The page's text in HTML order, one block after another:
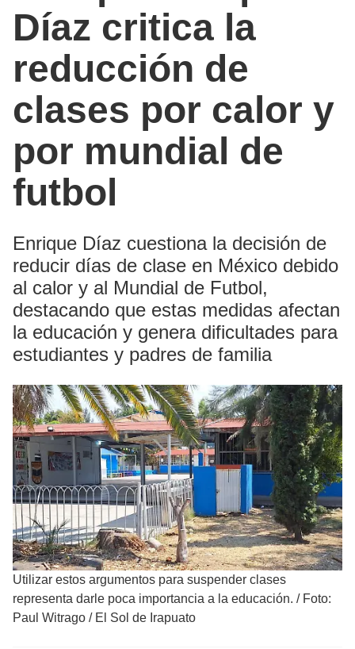
Díaz critica la
reducción de
clases por calor y
por mundial de
futbol
Enrique Díaz cuestiona la decisión de
reducir días de clase en México debido
al calor y al Mundial de Futbol,
destacando que estas medidas afectan
la educación y genera dificultades para
estudiantes y padres de familia
Utilizar estos argumentos para suspender clases
representa darle poca importancia a la educación. / Foto:
Paul Witrago / El Sol de Irapuato